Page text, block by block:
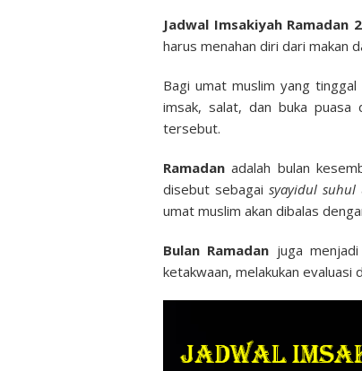
Jadwal Imsakiyah Ramadan
harus menahan diri dari makan
Bagi umat muslim yang
imsak, salat, dan buka puasa
tersebut.
Ramadan adalah bulan
disebut sebagai syayidul suhul
umat muslim akan dibalas
Bulan Ramadan juga
ketakwaan, melakukan